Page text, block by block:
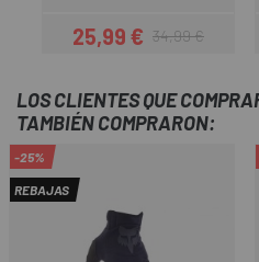
Precio
25,99 €Precio regular
34,99 €
LOS CLIENTES QUE
TAMBIÉN COMPRARON:
-25%
REBAJAS